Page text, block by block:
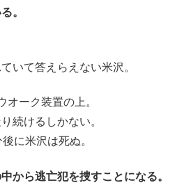
。
いて答えらえない米沢。
オーク装置の上。
続けるしかない。
に米沢は死ぬ。
から逃亡犯を捜すことになる。